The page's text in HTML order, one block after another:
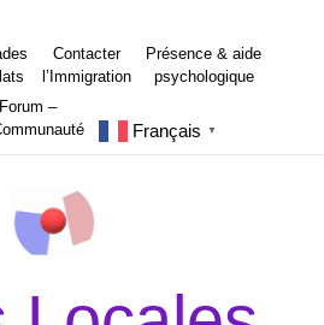
Contacter
l’Immigration
Présence & aide
psychologique
Forum –
Français ▼